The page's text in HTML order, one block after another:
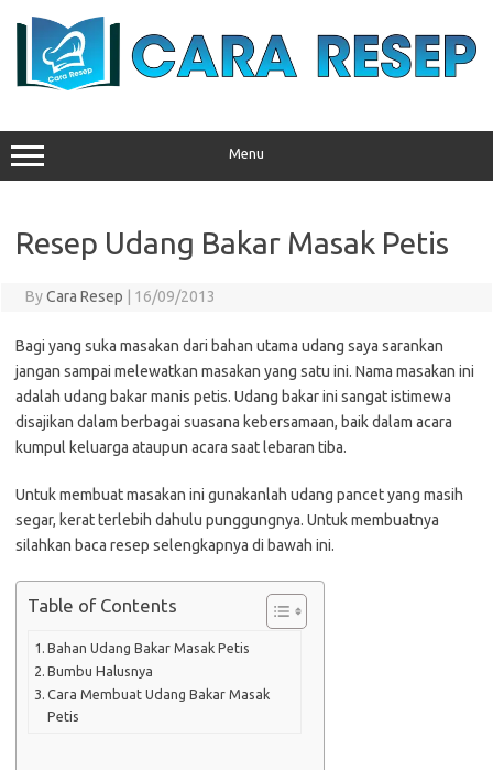
Menu
Resep Udang Bakar Masak Petis
ByCara Resep 16/09/2013
Bagi yang suka masakan dari bahan utama udang saya sarankan
jangan sampai melewatkan masakan yang satu ini. Nama masakan ini
adalah udang bakar manis petis. Udang bakar ini sangat istimewa
disajikan dalam berbagai suasana kebersamaan, baik dalam acara
kumpul keluarga ataupun acara saat lebaran tiba.
Untuk membuat masakan ini gunakanlah udang pancet yang masih
segar, kerat terlebih dahulu punggungnya. Untuk membuatnya
silahkan baca resep selengkapnya di bawah ini.
Table of Contents
Bahan Udang Bakar Masak Petis
Bumbu Halusnya
Cara Membuat Udang Bakar Masak
Petis